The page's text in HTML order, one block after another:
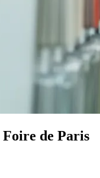
Foire de Paris